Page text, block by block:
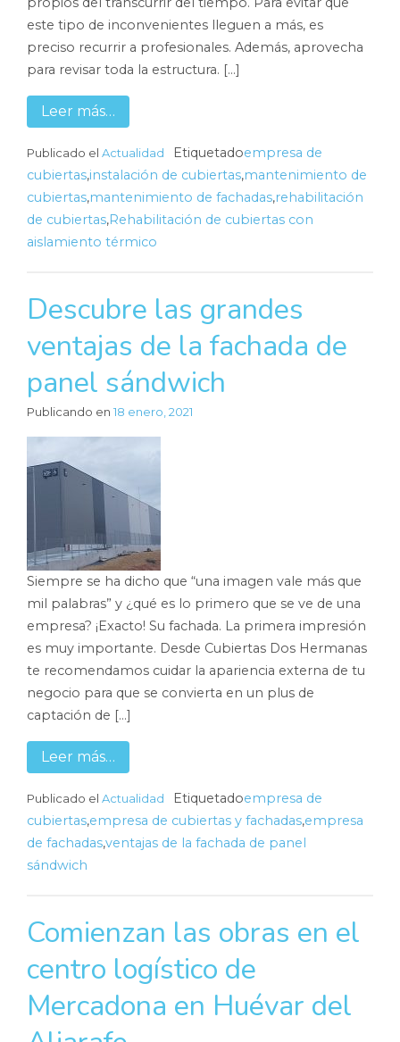
este tipo de inconvenientes lleguen a más, es
preciso recurrir a profesionales. Además, aprovecha
para revisar toda la estructura. […]
Leer más…
Publicado el Actualidad Etiquetadoempresa de
cubiertas,instalación de cubiertas,mantenimiento de
cubiertas,mantenimiento de fachadas,rehabilitación
de cubiertas,Rehabilitación de cubiertas con
aislamiento térmico
Descubre las grandes
ventajas de la fachada de
panel sándwich
Publicando en 18 enero, 2021
Siempre se ha dicho que “una imagen vale más que
mil palabras” y ¿qué es lo primero que se ve de una
empresa? ¡Exacto! Su fachada. La primera impresión
es muy importante. Desde Cubiertas Dos Hermanas
te recomendamos cuidar la apariencia externa de tu
negocio para que se convierta en un plus de
captación de […]
Leer más…
Publicado el Actualidad Etiquetadoempresa de
cubiertas,empresa de cubiertas y fachadas,empresa
de fachadas,ventajas de la fachada de panel
sándwich
Comienzan las obras en el
centro logístico de
Mercadona en Huévar del